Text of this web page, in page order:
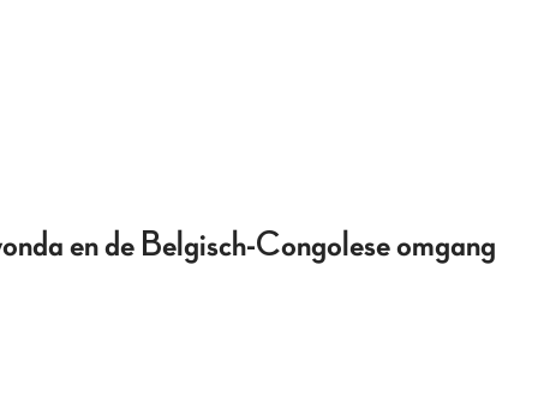
en de Belgisch-Congolese omgang